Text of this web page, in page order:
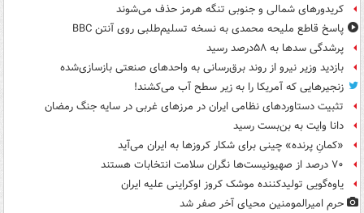
کریدورهای شمالی و جنوبی تنگه هرمز حذف می‌شوند
پاسخ قاطع ملیحه محمدی به نسخه تسلیم‌طلبی روی آنتن BBC
پرشدگی سدها به ۵۸درصد رسید
بازدید وزیر نیرو از روند برق‌رسانی به واحدهای صنعتی بازسازی‌شده
زنجیرهایی که آمریکا را به زیر سطح آب می‌کشند!
تثبیت دستاوردهای نظامی ایران در مرزهای غربی در سایه جنگ رمضان
دانا وایت به بن‌بست رسید
«کمانِ پرنده» چینی برای شکار کروزها به ایران می‌آید
۷۰ درصد از صهیونیست‌ها نگران سلامت انتخابات هستند
یاوه‌گویی تولیدکننده موشک کروز اوکراینی علیه ایران
حرم امیرالمومنین محیای آخر صفر شد